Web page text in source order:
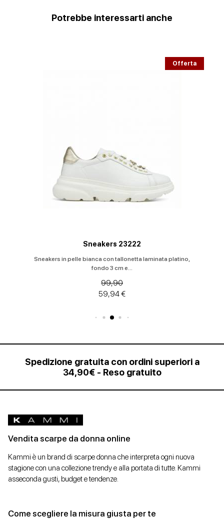
Potrebbe interessarti anche
Offerta
Sneakers 23222
Sneakers in pelle bianca con tallonetta laminata platino,
fondo 3 cm e...
99,90
59,94 €
Spedizione gratuita con ordini superiori a
34,90€ - Reso gratuito
Vendita scarpe da donna online
Kammi è un brand di scarpe donna che interpreta ogni nuova
stagione con una collezione trendy e alla portata di tutte. Kammi
asseconda gusti, budget e tendenze.
Come scegliere la misura giusta per te